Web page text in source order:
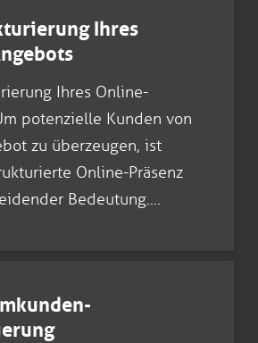
Ihres
Ihres Online-
potenzielle Kunden von
zu überzeugen, ist
Online-Präsenz
Bedeutung.…